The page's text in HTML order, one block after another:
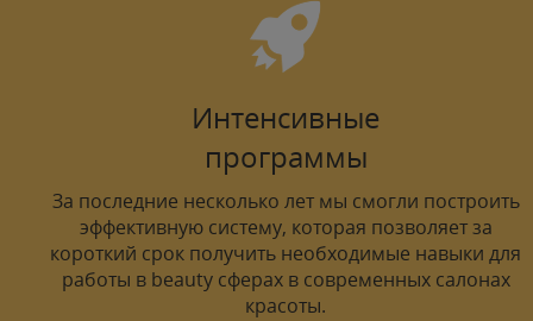
Интенсивные
программы
За последние несколько лет мы смогли построить
эффективную систему, которая позволяет за
короткий срок получить необходимые навыки для
работы в beauty сферах в современных салонах
красоты.